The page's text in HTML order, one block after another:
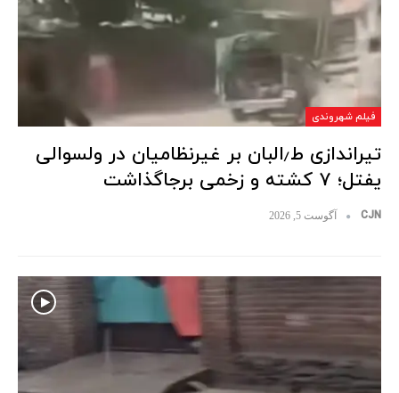
فیلم شهروندی
تیراندازی ط٫البان بر غیرنظامیان در ولسوالی
یفتل؛ ۷ کشته و زخمی برجاگذاشت
CJN آگوست 5, 2026